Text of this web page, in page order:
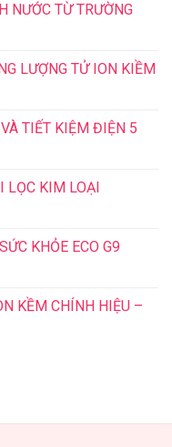
NƯỚC TỪ TRƯỜNG
LƯỢNG TỬ ION KIỀM
TIẾT KIỆM ĐIỆN 5
LỌC KIM LOẠI
KHỎE ECO G9
KỀM CHÍNH HIỆU –